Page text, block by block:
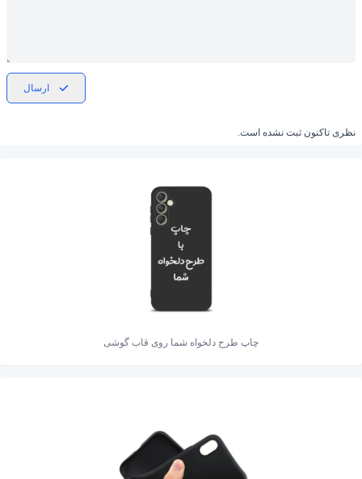
ارسال
نظری تاکنون ثبت نشده است.
چاپ طرح دلخواه شما روی قاب گوشی